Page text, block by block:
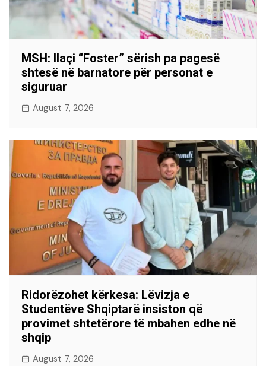
MSH: Ilaçi “Foster” sërish pa pagesë
shtesë në barnatore për personat e
siguruar
August 7, 2026
Ridorëzohet kërkesa: Lëvizja e
Studentëve Shqiptarë insiston që
provimet shtetërore të mbahen edhe në
shqip
August 7, 2026